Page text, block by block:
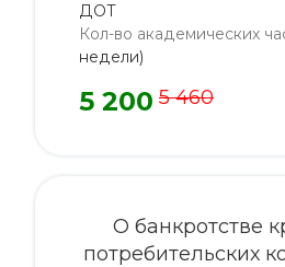
ДОТ
Кол-во академических
недели)
5 200 5 460
О банкротстве
потребительских